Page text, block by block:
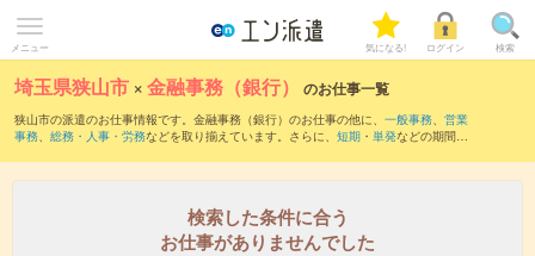
メニュー 気になる! ログイン 検索
埼玉県狭山市 ×金融事務（銀行） のお仕事一覧
狭山市の派遣のお仕事情報です。金融事務（銀行）のお仕事の他に、 一般事務、 営業
事務、 総務・人事・労務などを取り揃えています。さらに、 短期 ・ 単発などの期間
検索した条件に合う
お仕事がありませんでした